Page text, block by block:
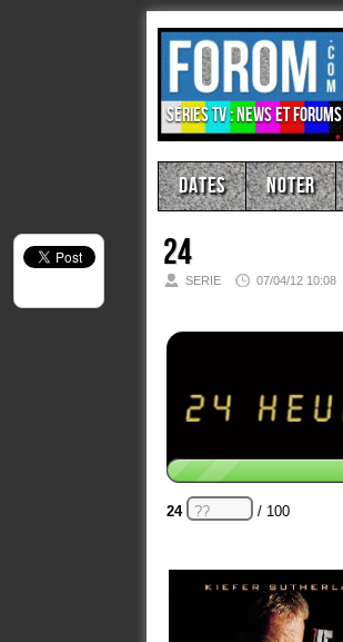
Séries TV : news et forums
Dates Noter
24
SERIE 07/04/12 10:08
24 / 100